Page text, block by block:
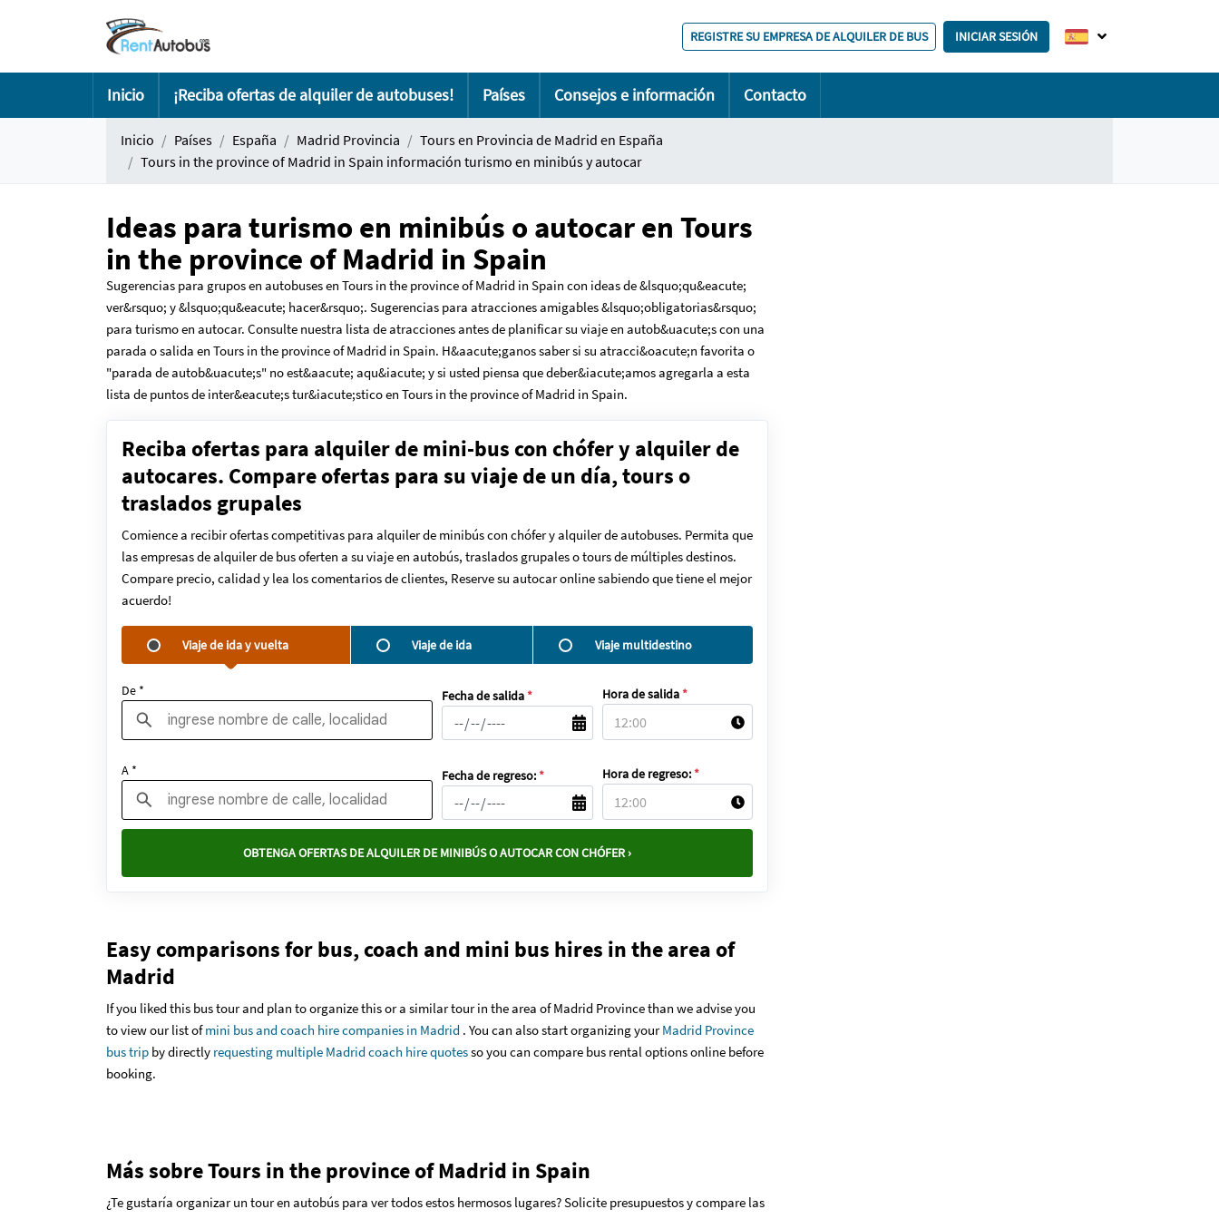
REGISTRE SU EMPRESA DE ALQUILER DE BUS INICIAR SESIÓN
Inicio ¡Reciba ofertas de alquiler de autobuses! Países Consejos e información Contacto
Inicio Países España Madrid Provincia
Tours en Provincia de Madrid en España
Tours in the province of Madrid in Spain información turismo en minibús y autocar
Ideas para turismo en minibús o autocar en Tours
in the province of Madrid in Spain
Sugerencias para grupos en autobuses en Tours in the province of Madrid in Spain con ideas de &lsquo;qu&eacute;
ver&rsquo; y &lsquo;qu&eacute; hacer&rsquo;. Sugerencias para atracciones amigables &lsquo;obligatorias&rsquo;
para turismo en autocar. Consulte nuestra lista de atracciones antes de planificar su viaje en autob&uacute;s con una
parada o salida en Tours in the province of Madrid in Spain. H&aacute;ganos saber si su atracci&oacute;n favorita o
"parada de autob&uacute;s" no est&aacute; aqu&iacute; y si usted piensa que deber&iacute;amos agregarla a esta
lista de puntos de inter&eacute;s tur&iacute;stico en Tours in the province of Madrid in Spain.
Reciba ofertas para alquiler de mini-bus con chófer y alquiler de
autocares. Compare ofertas para su viaje de un día, tours o
traslados grupales
Comience a recibir ofertas competitivas para alquiler de minibús con chófer y alquiler de autobuses. Permita que
las empresas de alquiler de bus oferten a su viaje en autobús, traslados grupales o tours de múltiples destinos.
Compare precio, calidad y lea los comentarios de clientes, Reserve su autocar online sabiendo que tiene el mejor
acuerdo!
Viaje de ida y vuelta Viaje de ida Viaje multidestino
De * Fecha de salida * Hora de salida *
A * Fecha de regreso: * Hora de regreso: *
OBTENGA OFERTAS DE ALQUILER DE MINIBÚS O AUTOCAR CON CHÓFER ›
Easy comparisons for bus, coach and mini bus hires in the area of
Madrid
If you liked this bus tour and plan to organize this or a similar tour in the area of Madrid Province than we advise you
to view our list ofmini bus and coach hire companies in Madrid . You can also start organizing yourMadrid Province
bus trip by directly requesting multiple Madrid coach hire quotesso you can compare bus rental options online before
booking.
Más sobre Tours in the province of Madrid in Spain
¿Te gustaría organizar un tour en autobús para ver todos estos hermosos lugares? Solicite presupuestos y compare las